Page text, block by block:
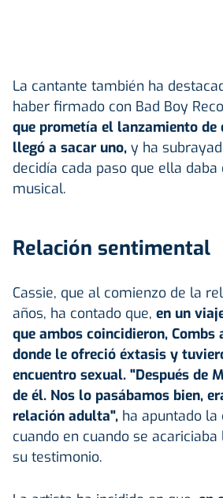
La cantante también ha
haber firmado con Bad Boy
que prometía el lanzamiento de
llegó a sacar uno, y ha
decidía cada paso que ella
musical.
Relación sentimental
Cassie, que al comienzo de la
años, ha contado que, en un
que ambos coincidieron,
donde le ofreció éxtasis y
encuentro sexual. "Después de
de él. Nos lo pasábamos bien,
relación adulta", ha apuntado la
cuando en cuando se
su testimonio.